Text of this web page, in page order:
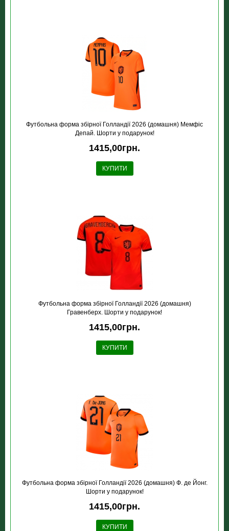
Футбольна форма збірної Голландії 2026 (домашня) Мемфіс
Депай. Шорти у подарунок!
1415,00грн.
КУПИТИ
Футбольна форма збірної Голландії 2026 (домашня)
Гравенберх. Шорти у подарунок!
1415,00грн.
КУПИТИ
Футбольна форма збірної Голландії 2026 (домашня) Ф. де Йонг.
Шорти у подарунок!
1415,00грн.
КУПИТИ